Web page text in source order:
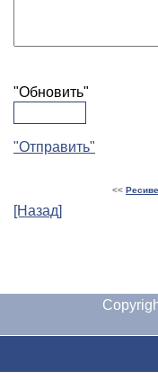
"Обновить"
"Отправить"
<<
[Назад]